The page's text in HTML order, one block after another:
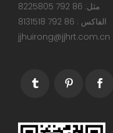
مثل: 86 792 8225805
الفاكس : 86 792 8131518